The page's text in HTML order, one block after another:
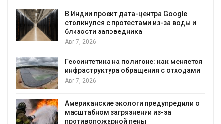
дата-центра Google
протестами из-за воды и
на полигоне: как меняется
обращения с отходами
экологи предупредили о
из-за
пены
воду
Авг 7, 2026
Авг 7, 2026
уборку
Авг 7, 2026